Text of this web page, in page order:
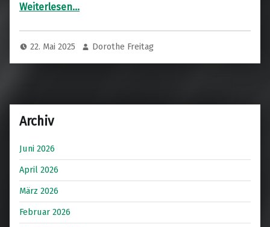
Weiterlesen…
22. Mai 2025 Dorothe Freitag
Archiv
Juni 2026
April 2026
März 2026
Februar 2026